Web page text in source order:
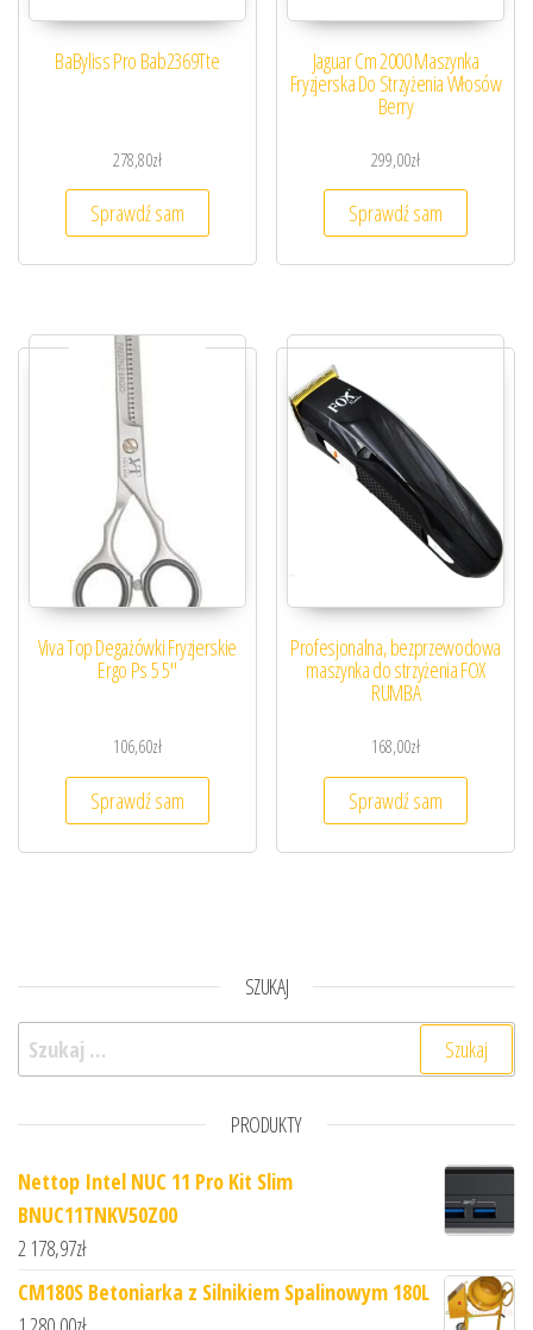
BaByliss Pro Bab2369Tte
278,80zł
Sprawdź sam
Jaguar Cm 2000 Maszynka
Fryzjerska Do Strzyżenia Włosów
Berry
299,00zł
Sprawdź sam
Viva Top Degażówki Fryzjerskie
Ergo Ps 5 5″
106,60zł
Sprawdź sam
Profesjonalna, bezprzewodowa
maszynka do strzyżenia FOX
RUMBA
168,00zł
Sprawdź sam
SZUKAJ
Szukaj:
PRODUKTY
Nettop Intel NUC 11 Pro Kit Slim
BNUC11TNKV50Z00
2 178,97zł
CM180S Betoniarka z Silnikiem Spalinowym 180L